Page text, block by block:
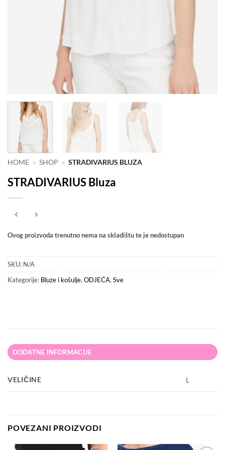
HOME » SHOP » STRADIVARIUS BLUZA
STRADIVARIUS Bluza
Ovog proizvoda trenutno nema na skladištu te je nedostupan
SKU: N/A
Kategorije: Bluze i košulje, ODJEĆA, Sve
DODATNE INFORMACIJE
VELIČINE L
POVEZANI PROIZVODI